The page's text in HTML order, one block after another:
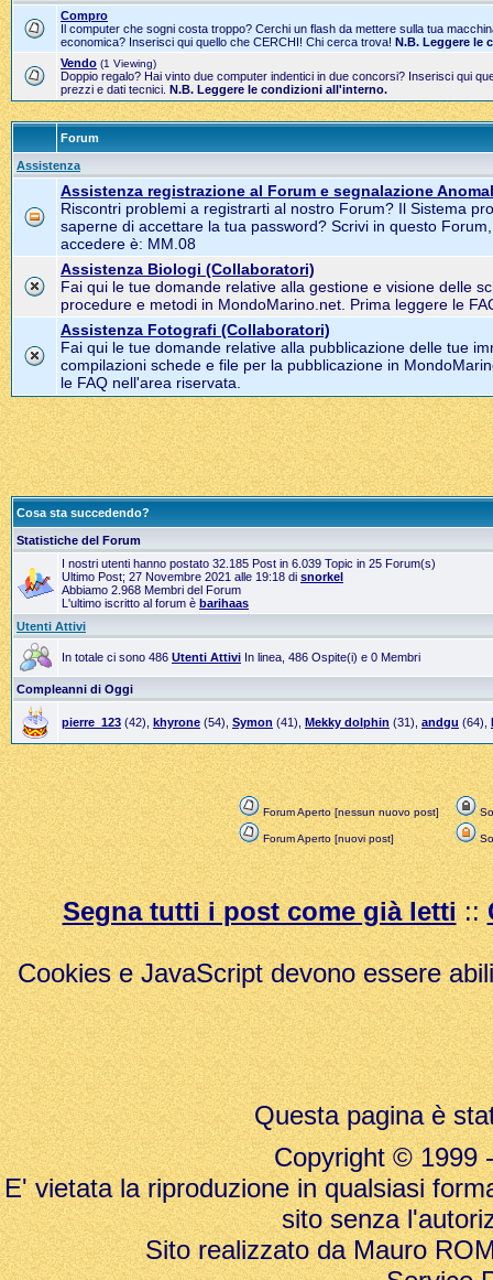
Compro
Il computer che sogni costa troppo? Cerchi un flash da mettere sulla tua
economica? Inserisci qui quello che CERCHI! Chi cerca trova! N.B. Leggere le
Vendo (1 Viewing)
Doppio regalo? Hai vinto due computer indentici in due concorsi? Inserisci qui
prezzi e dati tecnici. N.B. Leggere le condizioni all'interno.
Forum
Assistenza
Assistenza registrazione al Forum e segnalazione
Riscontri problemi a registrarti al nostro Forum? Il Sistema
saperne di accettare la tua password? Scrivi in questo
accedere è: MM.08
Assistenza Biologi (Collaboratori)
Fai qui le tue domande relative alla gestione e visione delle
procedure e metodi in MondoMarino.net. Prima leggere le
Assistenza Fotografi (Collaboratori)
Fai qui le tue domande relative alla pubblicazione delle tue
compilazioni schede e file per la pubblicazione in
le FAQ nell'area riservata.
Cosa sta succedendo?
Statistiche del Forum
I nostri utenti hanno postato 32.185 Post in 6.039 Topic in 25 Forum(s)
Ultimo Post; 27 Novembre 2021 alle 19:18 di snorkel
Abbiamo 2.968 Membri del Forum
L'ultimo iscritto al forum è barihaas
Utenti Attivi
In totale ci sono 486 Utenti Attivi In linea, 486 Ospite(i) e 0 Membri
Compleanni di Oggi
pierre_123 (42), khyrone (54), Symon (41), Mekky dolphin (31), andgu (64),
Forum Aperto [nessun nuovo post]
Forum Aperto [nuovi post]
Segna tutti i post come già letti::
Cookies e JavaScript devono essere
Questa pagina è
Copyright © 1999
E' vietata la riproduzione in qualsiasi
sito senza
Sito realizzato da Mauro